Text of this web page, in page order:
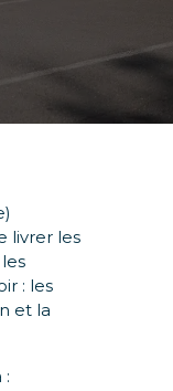
livrer les
: les
et la
: